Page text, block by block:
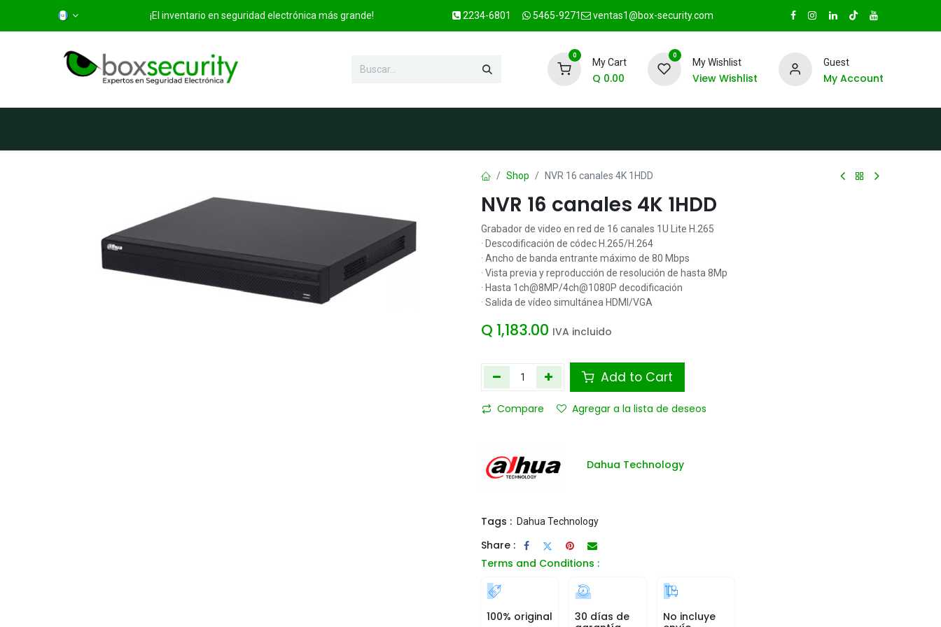
¡El inventario en seguridad electrónica más grande! 2234-6801 5465-9271 ventas1@box-security.com
0
My Cart
Q 0.00
0
My Wishlist
View Wishlist
Guest
My Account
Shop NVR 16 canales 4K 1HDD
NVR 16 canales 4K 1HDD
Grabador de video en red de 16 canales 1U Lite H.265
· Descodificación de códec H.265/H.264
· Ancho de banda entrante máximo de 80 Mbps
· Vista previa y reproducción de resolución de hasta 8Mp
· Hasta 1ch@8MP/4ch@1080P decodificación
· Salida de vídeo simultánea HDMI/VGA
Q 1,183.00 IVA incluido
Add to Cart
Compare Agregar a la lista de deseos
Dahua Technology
Tags : Dahua Technology
Share :
Terms and Conditions :
100% original
30 días de
No incluye